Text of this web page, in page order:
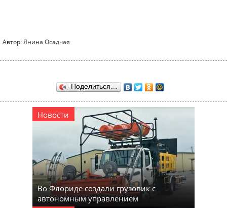
Автор: Янина Осадчая
Поделиться…
Новости
Во Флориде создали грузовик с
автономным управлением